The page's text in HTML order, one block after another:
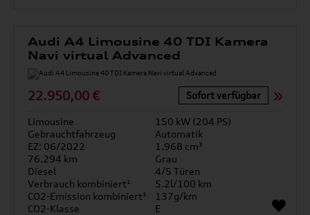
Audi A4 Limousine 40 TDI Kamera
Navi virtual Advanced
22.950,00 € Sofort verfügbar
Limousine
150 kW (204 PS)
Gebrauchtfahrzeug
Automatik
EZ: 06/2022
1.968 cm³
76.294 km
Grau
Diesel
4/5 Türen
Verbrauch kombiniert¹
5.2l/100 km
CO2-Emission kombiniert¹
137g/km
CO2-Klasse
E